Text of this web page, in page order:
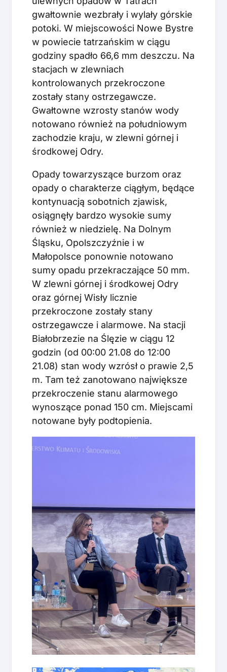
gwałtownie wezbrały i wylały górskie
potoki. W miejscowości Nowe Bystre
w powiecie tatrzańskim w ciągu
godziny spadło 66,6 mm deszczu. Na
stacjach w zlewniach
kontrolowanych przekroczone
zostały stany ostrzegawcze.
Gwałtowne wzrosty stanów wody
notowano również na południowym
zachodzie kraju, w zlewni górnej i
środkowej Odry.
Opady towarzyszące burzom oraz
opady o charakterze ciągłym, będące
kontynuacją sobotnich zjawisk,
osiągnęły bardzo wysokie sumy
również w niedzielę. Na Dolnym
Śląsku, Opolszczyźnie i w
Małopolsce ponownie notowano
sumy opadu przekraczające 50 mm.
W zlewni górnej i środkowej Odry
oraz górnej Wisły licznie
przekroczone zostały stany
ostrzegawcze i alarmowe. Na stacji
Białobrzezie na Ślęzie w ciągu 12
godzin (od 00:00 21.08 do 12:00
21.08) stan wody wzrósł o prawie 2,5
m. Tam też zanotowano największe
przekroczenie stanu alarmowego
wynoszące ponad 150 cm. Miejscami
notowane były podtopienia.